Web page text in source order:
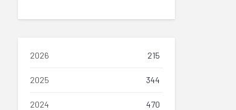
2026 215
2025 344
2024 470